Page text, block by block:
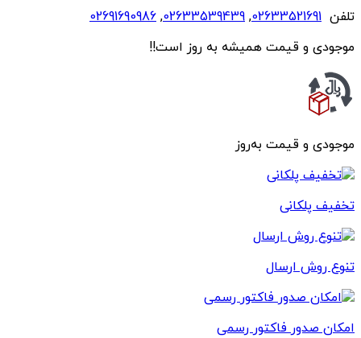
تلفن 02633521691
,
02633539439
,
02691690986
موجودی و قیمت همیشه به روز است!!
موجودی و قیمت به‌روز
تخفیف پلکانی
تنوع روش ارسال
امکان صدور فاکتور رسمی